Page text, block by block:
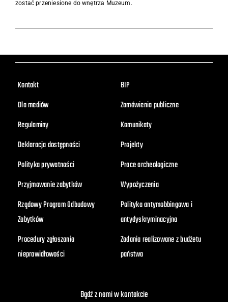
zostać przeniesione do wnętrza Muzeum.
Kontakt
Dla mediów
Regulaminy
Deklaracja dostępności
Polityka prywatności
Przyjmowanie zabytków
Rządowy Program Odbudowy
Zabytków
Procedury zgłaszania
nieprawidłowości
BIP
Zamówienia publiczne
Komunikaty
Projekty
Prace archeologiczne
Wypożyczenia
Polityka antymobbingowa i
antydyskryminacyjna
Zadania realizowane z budżetu
państwa
Bądź z nami w kontakcie